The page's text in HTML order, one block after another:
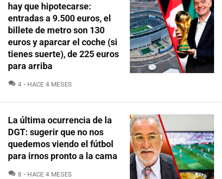
hay que hipotecarse:
entradas a 9.500 euros, el
billete de metro son 130
euros y aparcar el coche (si
tienes suerte), de 225 euros
para arriba
4 COMENTARIOS
HACE 4 MESES
La última ocurrencia de la
DGT: sugerir que no nos
quedemos viendo el fútbol
para irnos pronto a la cama
8 COMENTARIOS
HACE 4 MESES